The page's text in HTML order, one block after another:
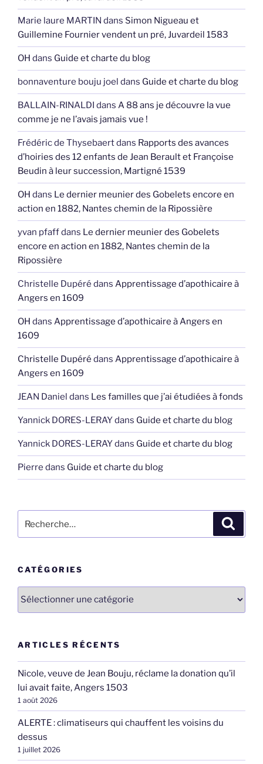
Marie laure MARTIN dans Simon Nigueau et
Guillemine Fournier vendent un pré, Juvardeil 1583
OH dans Guide et charte du blog
bonnaventure bouju joel dans Guide et charte du blog
BALLAIN-RINALDI dans A 88 ans je découvre la vue
comme je ne l’avais jamais vue !
Frédéric de Thysebaertdans Rapports des avances
d’hoiries des 12 enfants de Jean Berault et Françoise
Beudin à leur succession, Martigné 1539
OH dans Le dernier meunier des Gobelets encore en
action en 1882, Nantes chemin de la Ripossière
yvan pfaffdans Le dernier meunier des Gobelets
encore en action en 1882, Nantes chemin de la
Ripossière
Christelle Dupéré dans Apprentissage d’apothicaire à
Angers en 1609
OH dans Apprentissage d’apothicaire à Angers en
1609
Christelle Dupéré dans Apprentissage d’apothicaire à
Angers en 1609
JEAN Daniel dans Les familles que j’ai étudiées à fonds
Yannick DORES-LERAYdans Guide et charte du blog
Yannick DORES-LERAYdans Guide et charte du blog
Pierre dans Guide et charte du blog
pour
CATÉGORIES
Catégories
ARTICLES RÉCENTS
Nicole, veuve de Jean Bouju, réclame la donation qu’il
lui avait faite, Angers 1503
1 août 2026
ALERTE : climatiseurs qui chauffent les voisins du
dessus
1 juillet 2026